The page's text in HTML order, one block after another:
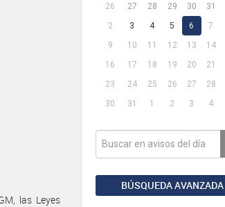
26 27 28 29 30 31
2
3 4 5 6 7
9
10 11 12 13 14
16
17 18 19 20 21
23
24 25 26 27 28
30
31 1 2 3 4
BÚSQUEDA AVANZADA
las Leyes